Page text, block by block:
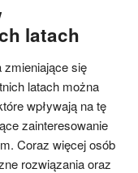
latach
zmieniające się
latach można
wpływają na tę
zainteresowanie
Coraz więcej osób
rozwiązania oraz